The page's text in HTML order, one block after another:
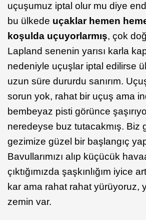
uçuşumuz iptal olur mu diye
bu ülkede uçaklar hemen
koşulda uçuyorlarmış, çok
Lapland senenin yarısı karla
nedeniyle uçuşlar iptal edilirse
uzun süre dururdu sanırım.
sorun yok, rahat bir uçuş ama
bembeyaz pisti görünce
neredeyse buz tutacakmış. Biz
gezimize güzel bir başlangıç
Bavullarımızı alıp küçücük
çıktığımızda şaşkınlığım iyice
kar ama rahat rahat yürüyoruz,
zemin var.